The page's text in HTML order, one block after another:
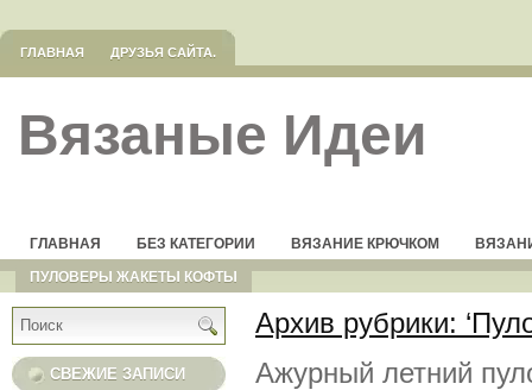
ГЛАВНАЯ ДРУЗЬЯ САЙТА.
Вязаные Идеи
ГЛАВНАЯ БЕЗ КАТЕГОРИИ ВЯЗАНИЕ КРЮЧКОМ
ПУЛОВЕРЫ ЖАКЕТЫ КОФТЫ
СВЕЖИЕ ЗАПИСИ
Архив рубрики:
Ажурный летний